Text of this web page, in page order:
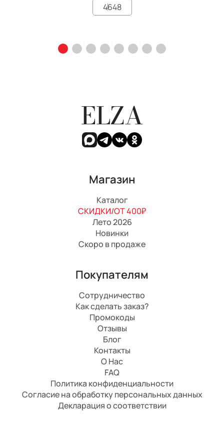
4648
ELZA
Магазин
Каталог
СКИДКИ/ОТ 400₽
Лето 2026
Новинки
Скоро в продаже
Покупателям
Сотрудничество
Как сделать заказ?
Промокоды
Отзывы
Блог
Контакты
О Нас
FAQ
Политика конфиденциальности
Согласие на обработку персональных данных
Декларация о соответствии